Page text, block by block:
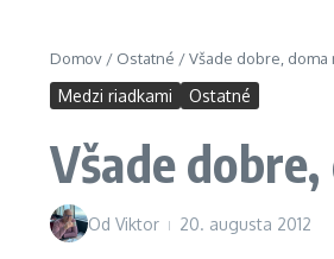
Domov / Ostatné /Všade dobre, doma
Medzi riadkami Ostatné
Všade
Od Viktor 20. augusta 2012